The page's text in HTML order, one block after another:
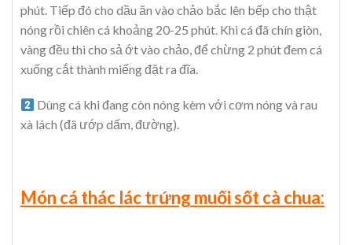
phút. Tiếp đó cho dầu ăn vào chảo bắc lên bếp cho thật
nóng rồi chiên cá khoảng 20-25 phút. Khi cá đã chín giòn,
vàng đều thì cho sả ớt vào chảo, để chừng 2 phút đem cá
xuống cắt thành miếng đặt ra đĩa.
Dùng cá khi đang còn nóng kèm với cơm nóng và rau
xà lách (đã ướp dấm, đường).
Món cá thác lác trứng muối sốt cà chua: